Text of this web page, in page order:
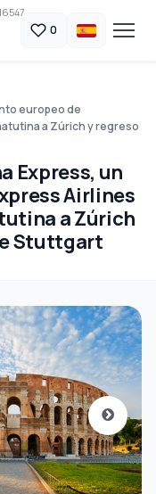
0
europeo de
a Zúrich y regreso
Express, un
Airlines
a Zúrich
Stuttgart